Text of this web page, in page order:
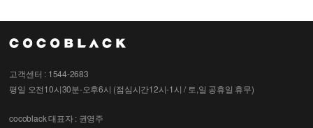
고객센터 : 1544-2683
평일 오전10시30분-오후6시 (점심시간12시-1시 / 토,일 공휴일 휴무)
cocoblack대표자 : 권영주